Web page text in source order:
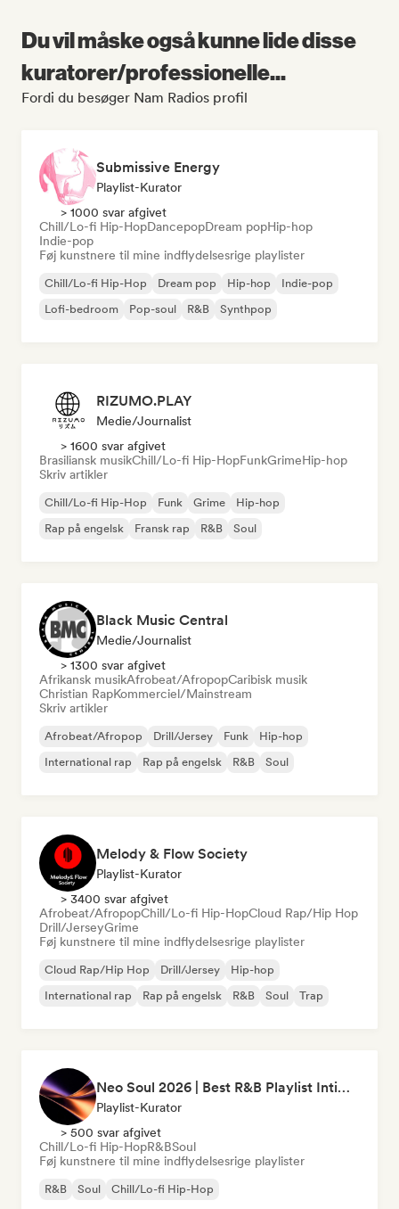
Du vil måske også kunne lide disse
kuratorer/professionelle...
Fordi du besøger Nam Radios profil
Submissive Energy
Playlist-Kurator
> 1000 svar afgivet
Chill/Lo-fi Hip-HopDancepopDream popHip-hop
Indie-pop
Føj kunstnere til mine indflydelsesrige playlister
Chill/Lo-fi Hip-Hop Dream pop Hip-hop
Indie-pop
Lofi-bedroom
Pop-soul R&B Synthpop
RIZUMO.PLAY
Medie/journalist
> 1600 svar afgivet
Brasiliansk musikChill/Lo-fi Hip-HopFunkGrimeHip-hop
Skriv artikler
Chill/Lo-fi Hip-Hop Funk Grime
Hip-hop
Rap på engelsk
Fransk rap R&B Soul
Black Music Central
Medie/journalist
> 1300 svar afgivet
Afrikansk musikAfrobeat/AfropopCaribisk musik
Christian RapKommerciel/Mainstream
Skriv artikler
Afrobeat/Afropop Drill/Jersey Funk
Hip-hop
International rap
Rap på engelsk R&B Soul
Melody & Flow Society
Playlist-Kurator
> 3400 svar afgivet
Afrobeat/AfropopChill/Lo-fi Hip-HopCloud Rap/Hip Hop
Drill/JerseyGrime
Føj kunstnere til mine indflydelsesrige playlister
Cloud Rap/Hip Hop Drill/Jersey
Hip-hop
International rap
Rap på engelsk R&B Soul Trap
Neo Soul 2026 | Best R&B Playlist Intimate & Sexy
Playlist-Kurator
> 500 svar afgivet
Chill/Lo-fi Hip-HopR&BSoul
Føj kunstnere til mine indflydelsesrige playlister
R&B Soul Chill/Lo-fi Hip-Hop